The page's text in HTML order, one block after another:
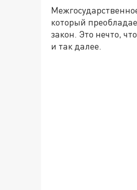
который
закон. Это нечто,
и так далее.